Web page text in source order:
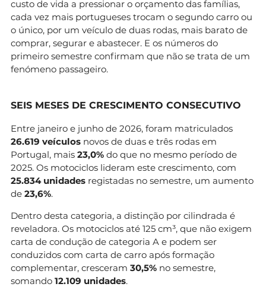
custo de vida a pressionar o orçamento das famílias,
cada vez mais portugueses trocam o segundo carro ou
o único, por um veículo de duas rodas, mais barato de
comprar, segurar e abastecer. E os números do
primeiro semestre confirmam que não se trata de um
fenómeno passageiro.
SEIS MESES DE CRESCIMENTO CONSECUTIVO
Entre janeiro e junho de 2026, foram matriculados
26.619 veículos novos de duas e três rodas em
Portugal, mais 23,0% do que no mesmo período de
2025. Os motociclos lideram este crescimento, com
25.834 unidades registadas no semestre, um aumento
de 23,6%.
Dentro desta categoria, a distinção por cilindrada é
reveladora. Os motociclos até 125 cm³, que não exigem
carta de condução de categoria A e podem ser
conduzidos com carta de carro após formação
complementar, cresceram 30,5% no semestre,
somando 12.109 unidades.